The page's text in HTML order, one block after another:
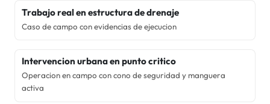
Trabajo real en estructura de drenaje
Caso de campo con evidencias de ejecucion
Intervencion urbana en punto critico
Operacion en campo con cono de seguridad y manguera
activa